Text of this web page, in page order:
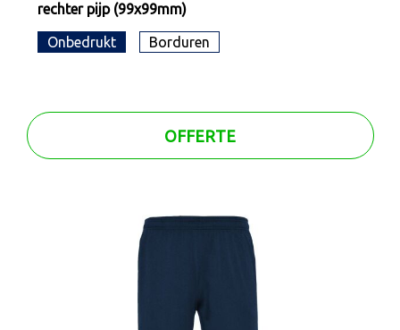
rechter pijp (99x99mm)
Onbedrukt Borduren
OFFERTE